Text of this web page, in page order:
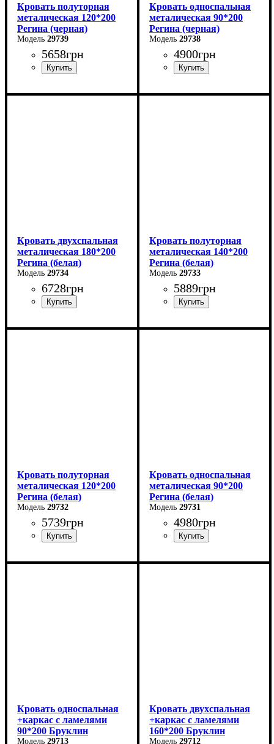
Кровать полуторная
металическая 120*200
Регина (черная)
29739
5658грн
Ширина: 120 см
Кровать односпальная
металическая 90*200
Регина (черная)
29738
4900грн
Ширина: 90 см
Кровать двухспальная
металическая 180*200
Регина (белая)
29734
6728грн
Ширина: 180 см
Кровать полуторная
металическая 140*200
Регина (белая)
29733
5889грн
Ширина: 140 см
Кровать полуторная
металическая 120*200
Регина (белая)
29732
5739грн
Ширина: 120 см
Кровать односпальная
металическая 90*200
Регина (белая)
29731
4980грн
Ширина: 90 см
Кровать односпальная
+каркас с ламелями
90*200 Бруклин
29713
Кровать двухспальная
+каркас с ламелями
160*200 Бруклин
29712